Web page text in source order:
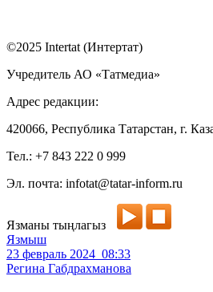
©2025 Intertat (Интертат)
Учредитель АО «Татмедиа»
Адрес редакции:
420066, Республика Татарстан, г.
Тел.: +7 843 222 0 999
Эл. почта: infotat@tatar-inform.ru
Язманы тыңлагыз
Язмыш
23 февраль 2024 08:33
Регина Габдрахманова